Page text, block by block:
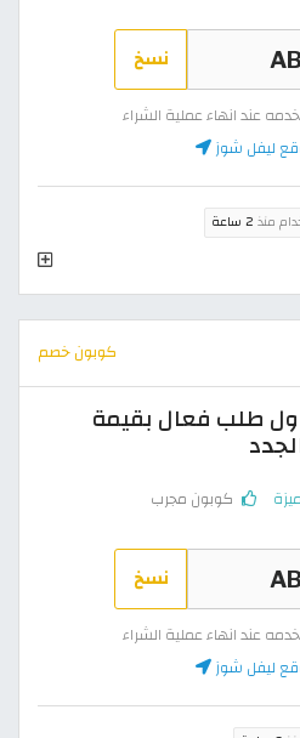
نسخ
عند انهاء عملية الشراء
ليفل شوز
منذ 2 ساعة
كوبون خصم
طلب فعال بقيمة
كوبون مجرب
نسخ
عند انهاء عملية الشراء
ليفل شوز